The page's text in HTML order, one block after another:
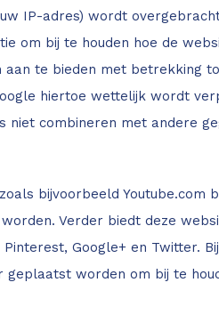
IP-adres) wordt
om bij te houden hoe de
te bieden met betrekking
hiertoe wettelijk wordt
combineren met andere
bijvoorbeeld Youtube.com
Verder biedt deze
Google+ en Twitter.
worden om bij te